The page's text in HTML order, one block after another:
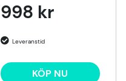
998 kr
KÖP NU